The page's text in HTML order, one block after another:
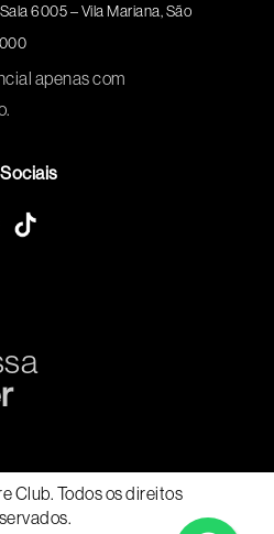
6005 – Vila Mariana, São
apenas com
Club. Todos os direitos